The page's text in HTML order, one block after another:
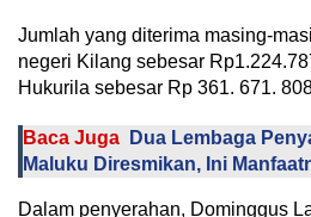
Jumlah yang diterima masing-
negeri Kilang sebesar
Hukurila sebesar Rp 361. 671.
Baca Juga
Dua Lembaga
Maluku Diresmikan, Ini
Dalam penyerahan, Dominggus